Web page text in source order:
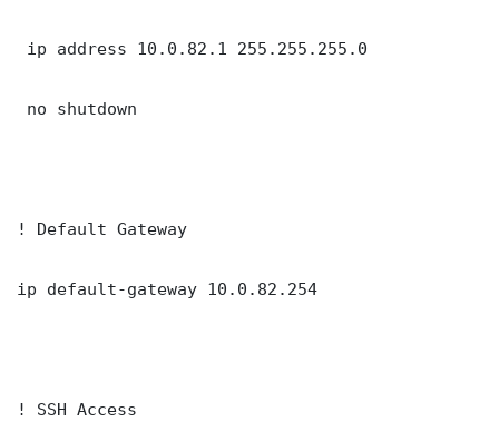
ip address 10.0.82.1 255.255.255.0
no shutdown
! Default Gateway
ip default-gateway 10.0.82.254
! SSH Access